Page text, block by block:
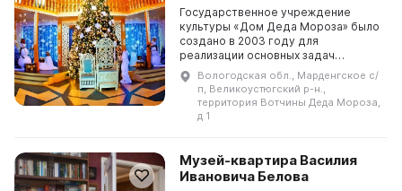
Государственное учреждение
культуры «Дом Деда Мороза» было
создано в 2003 году для
реализации основных задач
проекта «Великий Устюг — родина
Деда Мороза». Основными целями
являются формирование нового...
Вологодская обл., Марденгское с/
п, Великоустюгский р-н.,
территория Вотчины Деда Мороза,
д 1
Музей-квартира Василия
Ивановича Белова